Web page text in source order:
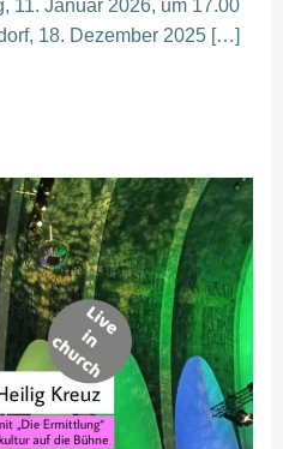
11. Januar 2026, um 17.00
18. Dezember 2025 […]